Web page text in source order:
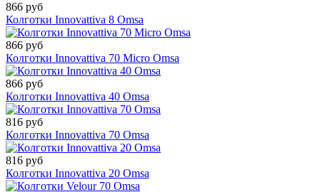
866 руб
Колготки Innovattiva 8 Omsa
866 руб
Колготки Innovattiva 70 Micro Omsa
866 руб
Колготки Innovattiva 40 Omsa
816 руб
Колготки Innovattiva 70 Omsa
816 руб
Колготки Innovattiva 20 Omsa